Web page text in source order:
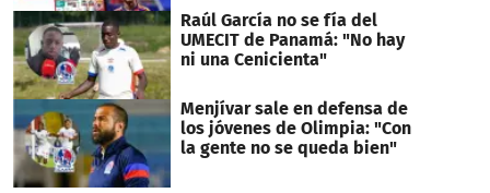
Raúl García no se fía del
UMECIT de Panamá: "No hay
ni una Cenicienta"
Menjívar sale en defensa de
los jóvenes de Olimpia: "Con
la gente no se queda bien"